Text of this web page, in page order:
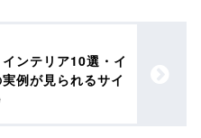
ンテリア10選・イ
例が見られるサイ